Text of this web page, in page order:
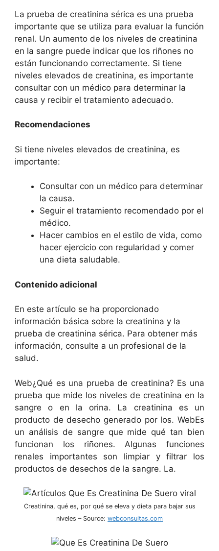
La prueba de creatinina sérica es una prueba
importante que se utiliza para evaluar la función
renal. Un aumento de los niveles de creatinina
en la sangre puede indicar que los riñones no
están funcionando correctamente. Si tiene
niveles elevados de creatinina, es importante
consultar con un médico para determinar la
causa y recibir el tratamiento adecuado.
Recomendaciones
Si tiene niveles elevados de creatinina, es
importante:
Consultar con un médico para determinar
la causa.
Seguir el tratamiento recomendado por el
médico.
Hacer cambios en el estilo de vida, como
hacer ejercicio con regularidad y comer
una dieta saludable.
Contenido adicional
En este artículo se ha proporcionado
información básica sobre la creatinina y la
prueba de creatinina sérica. Para obtener más
información, consulte a un profesional de la
salud.
Web¿Qué es una prueba de creatinina? Es una
prueba que mide los niveles de creatinina en la
sangre o en la orina. La creatinina es un
producto de desecho generado por los. WebEs
un análisis de sangre que mide qué tan bien
funcionan los riñones. Algunas funciones
renales importantes son limpiar y filtrar los
productos de desechos de la sangre. La.
Creatinina, qué es, por qué se eleva y dieta para bajar sus
niveles – Source: webconsultas.com